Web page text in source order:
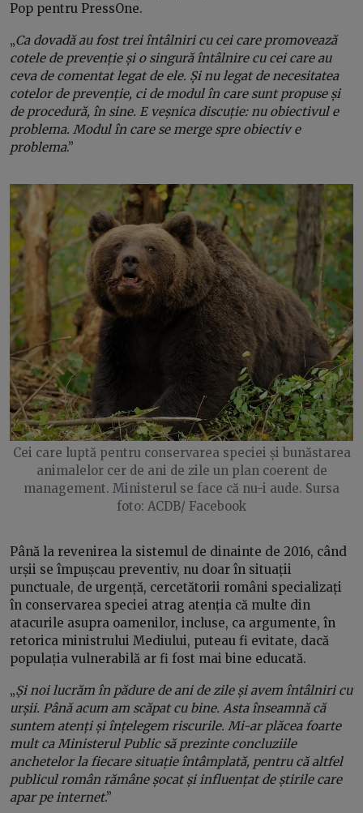
Pop pentru PressOne.
„Ca dovadă au fost trei întâlniri cu cei care promovează
cotele de prevenție și o singură întâlnire cu cei care au
ceva de comentat legat de ele. Și nu legat de necesitatea
cotelor de prevenție, ci de modul în care sunt propuse și
de procedură, în sine. E veșnica discuție: nu obiectivul e
problema. Modul în care se merge spre obiectiv e
problema.”
Cei care luptă pentru conservarea speciei și bunăstarea
animalelor cer de ani de zile un plan coerent de
management. Ministerul se face că nu-i aude. Sursa
foto: ACDB/ Facebook
Până la revenirea la sistemul de dinainte de 2016, când
urșii se împușcau preventiv, nu doar în situații
punctuale, de urgență, cercetătorii români specializați
în conservarea speciei atrag atenția că multe din
atacurile asupra oamenilor, incluse, ca argumente, în
retorica ministrului Mediului, puteau fi evitate, dacă
populația vulnerabilă ar fi fost mai bine educată.
„Și noi lucrăm în pădure de ani de zile și avem întâlniri cu
urșii. Până acum am scăpat cu bine. Asta înseamnă că
suntem atenți și înțelegem riscurile. Mi-ar plăcea foarte
mult ca Ministerul Public să prezinte concluziile
anchetelor la fiecare situație întâmplată, pentru că altfel
publicul român rămâne șocat și influențat de știrile care
apar pe internet.”